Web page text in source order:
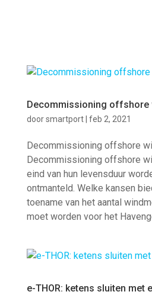
Decommissioning offshore
doorsmartport| feb 2, 2021
Decommissioning offshore
Decommissioning offshore
eind van hun levensduur
ontmanteld. Welke kansen
toename van het aantal
moet worden voor het
e-THOR: ketens sluiten met